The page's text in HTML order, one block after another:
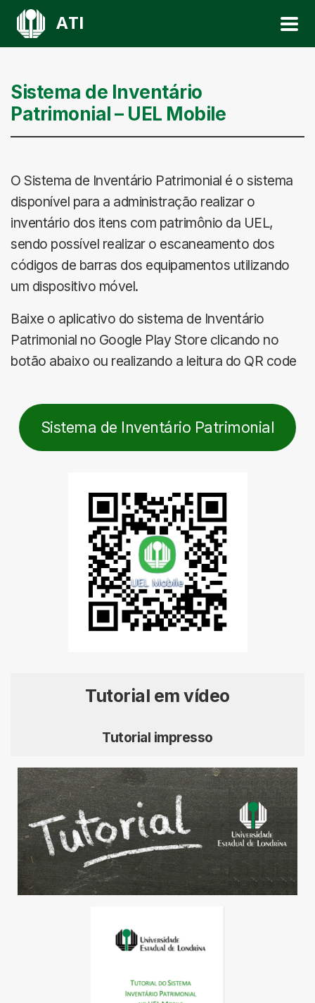
ATI
Sistema de Inventário
Patrimonial – UEL Mobile
O Sistema de Inventário Patrimonial é o sistema
disponível para a administração realizar o
inventário dos itens com patrimônio da UEL,
sendo possível realizar o escaneamento dos
códigos de barras dos equipamentos utilizando
um dispositivo móvel.
Baixe o aplicativo do sistema de Inventário
Patrimonial no Google Play Store clicando no
botão abaixo ou realizando a leitura do QR code
Sistema de Inventário Patrimonial
Tutorial em vídeo
Tutorial impresso